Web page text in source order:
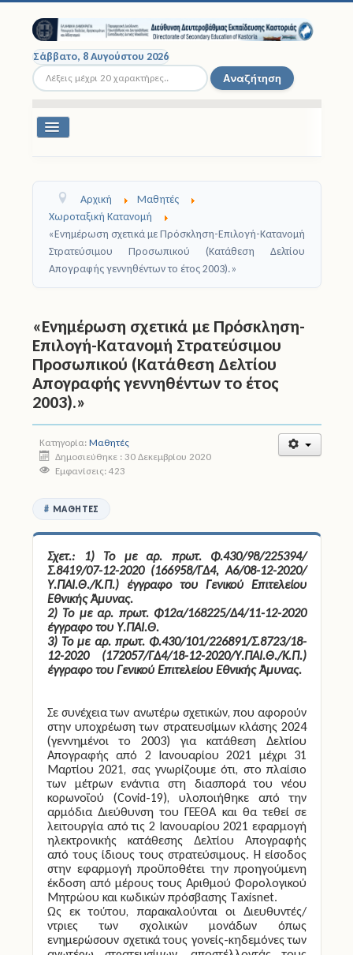
Σάββατο, 8 Αυγούστου 2026
Αναζήτηση... Αναζήτηση
Εναλλαγή
Σχολικές Μονάδες
Εκπαιδευτικοί
Νομοθεσία
Άδειες
Πολιτική Προστασία
Επικοινωνία
Αρχική
Μαθητές
Χωροταξική Κατανομή
«Ενημέρωση σχετικά με Πρόσκληση-Επιλογή-Κατανομή
Στρατεύσιμου Προσωπικού (Κατάθεση Δελτίου
Απογραφής γεννηθέντων το έτος 2003).»
«Ενημέρωση σχετικά με Πρόσκληση-
Επιλογή-Κατανομή Στρατεύσιμου
Προσωπικού (Κατάθεση Δελτίου
Απογραφής γεννηθέντων το έτος
2003).»
Κατηγορία: Μαθητές
Δημοσιεύθηκε : 30 Δεκεμβρίου 2020
Εμφανίσεις: 423
ΜΑΘΗΤΈΣ
Σχετ.:
1) Το με αρ. πρωτ. Φ.430/98/225394/
Σ.8419/07-12-2020 (166958/ΓΔ4, Α6/08-12-2020/
Υ.ΠΑΙ.Θ./Κ.Π.) έγγραφο του Γενικού Επιτελείου
Εθνικής Άμυνας.
2) Το με αρ. πρωτ. Φ12α/168225/Δ4/11-12-2020
έγγραφο του Υ.ΠΑΙ.Θ.
3) Το με αρ. πρωτ. Φ.430/101/226891/Σ.8723/18-
12-2020 (172057/ΓΔ4/18-12-2020/Υ.ΠΑΙ.Θ./Κ.Π.)
έγγραφο του Γενικού Επιτελείου Εθνικής Άμυνας.
Σε συνέχεια των ανωτέρω σχετικών, που αφορούν
στην υποχρέωση των στρατευσίμων κλάσης 2024
(γεννημένοι το 2003) για κατάθεση Δελτίου
Απογραφήςαπό 2 Ιανουαρίου 2021 μέχρι 31
Μαρτίου 2021, σας γνωρίζουμε ότι, στο πλαίσιο
των μέτρων ενάντια στη διασπορά του νέου
κορωνοϊού (Covid-19), υλοποιήθηκε από την
αρμόδια Διεύθυνση του ΓΕΕΘΑ και θα τεθεί σε
λειτουργία από τις 2 Ιανουαρίου 2021 εφαρμογή
ηλεκτρονικής κατάθεσης Δελτίου Απογραφής
από τους ίδιους τους στρατεύσιμους. Η είσοδος
στην εφαρμογή προϋποθέτει την προηγούμενη
έκδοση από μέρους τους Αριθμού Φορολογικού
Μητρώου και κωδικών πρόσβασης Taxisnet.
Ως εκ τούτου, παρακαλούνται οι Διευθυντές/
ντριες των σχολικών μονάδων όπως
ενημερώσουν σχετικά τους γονείς-κηδεμόνες των